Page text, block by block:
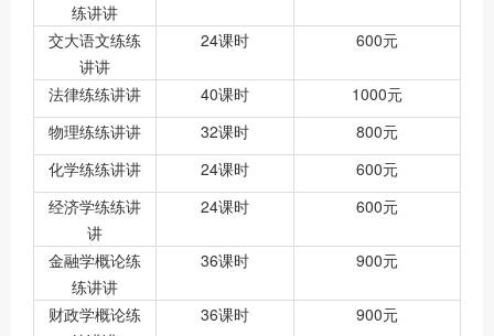
练讲讲
交大语文练练
讲讲
24课时 600元
法律练练讲讲 40课时
1000元
物理练练讲讲
32课时
800元
化学练练讲讲
24课时
600元
经济学练练讲
讲
24课时 600元
金融学概论练
练讲讲
36课时 900元
财政学概论练
36课时 900元